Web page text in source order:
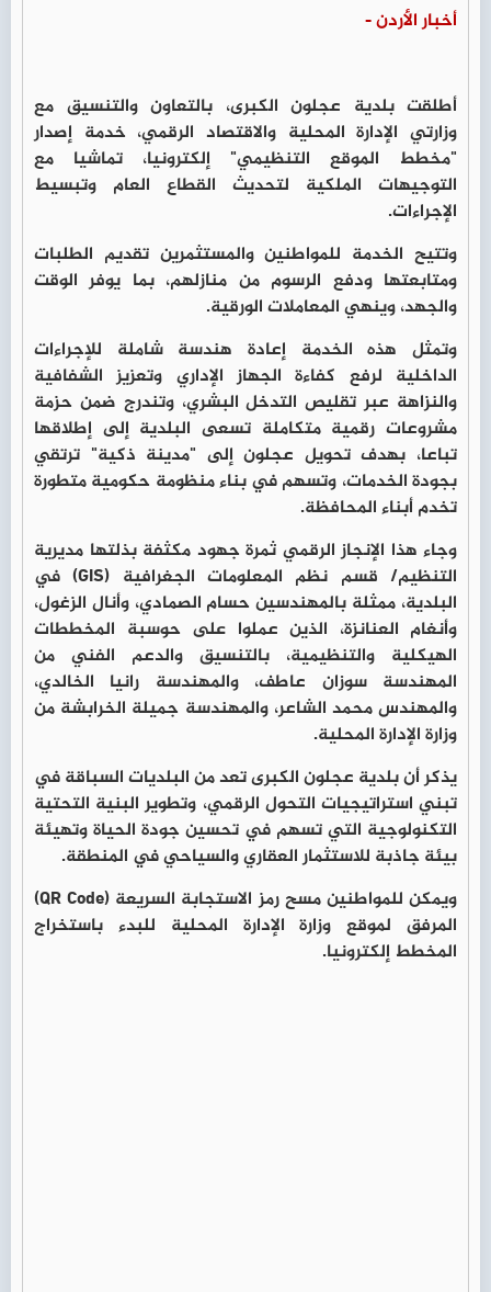
أخبار الأردن -
أطلقت بلدية عجلون الكبرى، بالتعاون والتنسيق مع
وزارتي الإدارة المحلية والاقتصاد الرقمي، خدمة إصدار
"مخطط الموقع التنظيمي" إلكترونيا، تماشيا مع
التوجيهات الملكية لتحديث القطاع العام وتبسيط
الإجراءات.
وتتيح الخدمة للمواطنين والمستثمرين تقديم الطلبات
ومتابعتها ودفع الرسوم من منازلهم، بما يوفر الوقت
والجهد، وينهي المعاملات الورقية.
وتمثل هذه الخدمة إعادة هندسة شاملة للإجراءات
الداخلية لرفع كفاءة الجهاز الإداري وتعزيز الشفافية
والنزاهة عبر تقليص التدخل البشري، وتندرج ضمن حزمة
مشروعات رقمية متكاملة تسعى البلدية إلى إطلاقها
تباعا، بهدف تحويل عجلون إلى "مدينة ذكية" ترتقي
بجودة الخدمات، وتسهم في بناء منظومة حكومية متطورة
تخدم أبناء المحافظة.
وجاء هذا الإنجاز الرقمي ثمرة جهود مكثفة بذلتها مديرية
التنظيم/ قسم نظم المعلومات الجغرافية (GIS) في
البلدية، ممثلة بالمهندسين حسام الصمادي، وأنال الزغول،
وأنغام العنانزة، الذين عملوا على حوسبة المخططات
الهيكلية والتنظيمية، بالتنسيق والدعم الفني من
المهندسة سوزان عاطف، والمهندسة رانيا الخالدي،
والمهندس محمد الشاعر، والمهندسة جميلة الخرابشة من
وزارة الإدارة المحلية.
يذكر أن بلدية عجلون الكبرى تعد من البلديات السباقة في
تبني استراتيجيات التحول الرقمي، وتطوير البنية التحتية
التكنولوجية التي تسهم في تحسين جودة الحياة وتهيئة
بيئة جاذبة للاستثمار العقاري والسياحي في المنطقة.
ويمكن للمواطنين مسح رمز الاستجابة السريعة (QR Code)
المرفق لموقع وزارة الإدارة المحلية للبدء باستخراج
المخطط إلكترونيا.